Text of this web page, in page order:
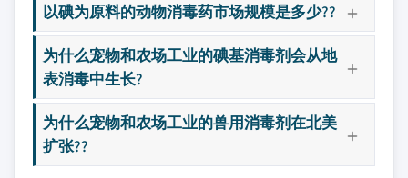
以碘为原料的动物消毒药市场规模是多少??
为什么宠物和农场工业的碘基消毒剂会从地
表消毒中生长?
为什么宠物和农场工业的兽用消毒剂在北美
扩张??